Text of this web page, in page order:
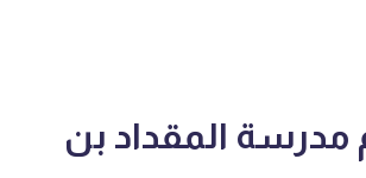
مدرسة المقداد بن